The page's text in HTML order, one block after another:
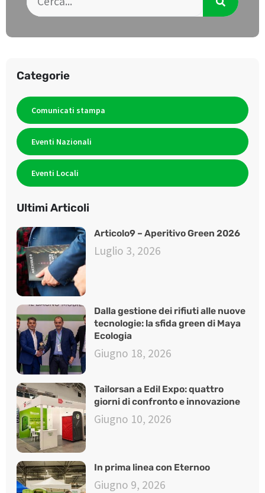
Categorie
Comunicati stampa
Eventi Nazionali
Eventi Locali
Ultimi Articoli
Articolo9 – Aperitivo Green 2026
Luglio 3, 2026
Dalla gestione dei rifiuti alle nuove
tecnologie: la sfida green di Maya
Ecologia
Giugno 18, 2026
Tailorsan a Edil Expo: quattro
giorni di confronto e innovazione
Giugno 10, 2026
In prima linea con Eternoo
Giugno 9, 2026